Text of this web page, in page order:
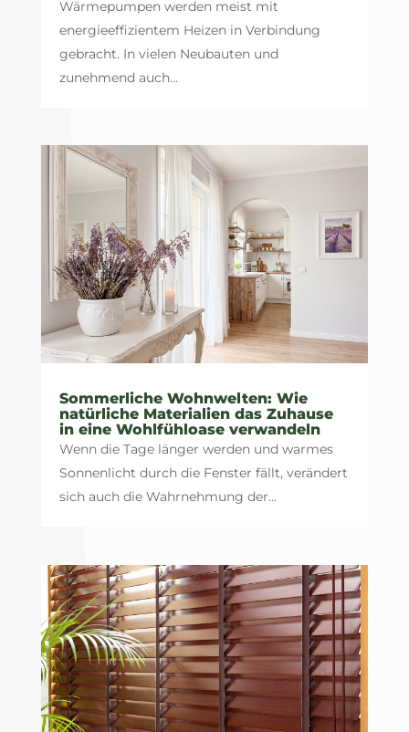
Wärmepumpen werden meist mit
energieeffizientem Heizen in Verbindung
gebracht. In vielen Neubauten und
zunehmend auch...
Sommerliche Wohnwelten: Wie
natürliche Materialien das Zuhause
in eine Wohlfühloase verwandeln
Wenn die Tage länger werden und warmes
Sonnenlicht durch die Fenster fällt, verändert
sich auch die Wahrnehmung der...